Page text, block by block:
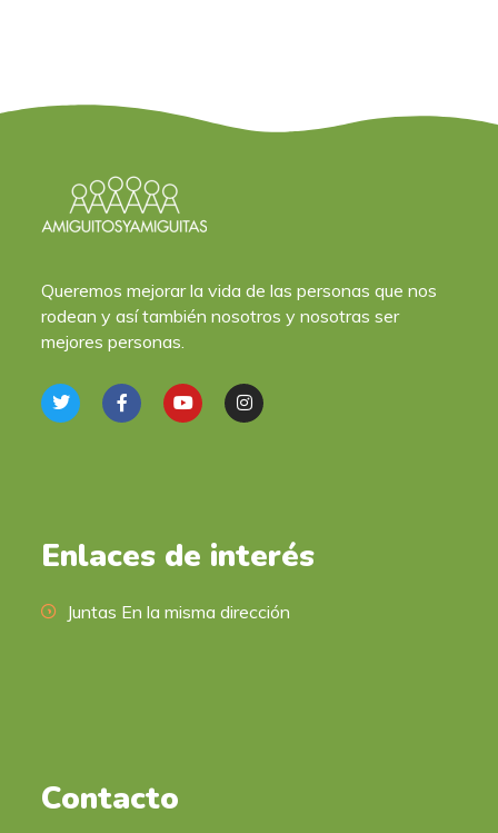
Queremos mejorar la vida de las personas que nos
rodean y así también nosotros y nosotras ser
mejores personas.
Enlaces de interés
Juntas En la misma dirección
Contacto